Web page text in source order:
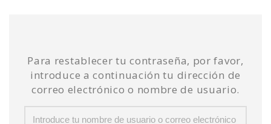
Para restablecer tu contraseña, por favor,
introduce a continuación tu dirección de
correo electrónico o nombre de usuario.